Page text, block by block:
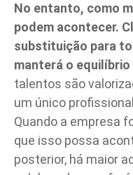
No entanto, como
podem acontecer.
substituição para
manterá o equilíbrio
talentos são
um único
Quando a empresa
que isso possa
posterior, há maior